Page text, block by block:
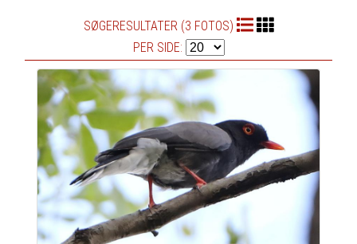
SØGERESULTATER (3 FOTOS)
PER SIDE: